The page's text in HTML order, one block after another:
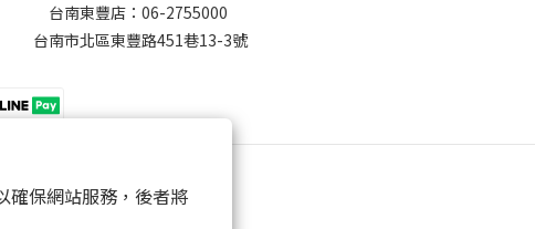
確保網站服務，後者將
台南東豐店：06-2755000
台南市北區東豐路451巷13-3號